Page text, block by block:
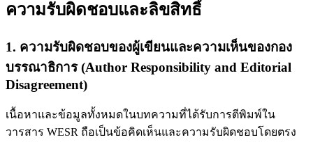
ความรับผิดชอบและลิขสิทธิ์
1. ความรับผิดชอบของผู้เขียนและความเห็นของกอง
บรรณาธิการ (Author Responsibility and Editorial
Disagreement)
เนื้อหาและข้อมูลทั้งหมดในบทความที่ได้รับการตีพิมพ์ใน
วารสาร WESR ถือเป็นข้อคิดเห็นและความรับผิดชอบโดยตรง